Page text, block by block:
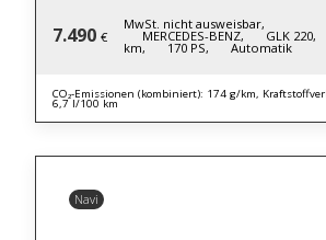
7.490 €
MwSt. nicht ausweisbar,
MERCEDES-BENZ, GLK 220,
km, 170 PS, Automatik
CO₂-Emissionen (kombiniert): 174 g/km,
6,7 l/100 km
Navi